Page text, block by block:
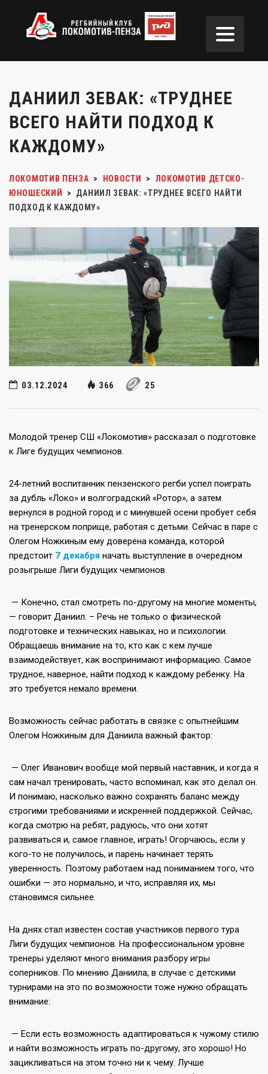
ДАНИИЛ ЗЕВАК: «ТРУДНЕЕ
ВСЕГО НАЙТИ ПОДХОД К
КАЖДОМУ»
ЛОКОМОТИВ ПЕНЗА > НОВОСТИ >
ЛОКОМОТИВ ДЕТСКО-
ЮНОШЕСКИЙ
>
ДАНИИЛ ЗЕВАК: «ТРУДНЕЕ ВСЕГО НАЙТИ
ПОДХОД К КАЖДОМУ»
03.12.2024 366 25
Молодой тренер СШ «Локомотив» рассказал о подготовке
к Лиге будущих чемпионов.
24-летний воспитанник пензенского регби успел поиграть
за дубль «Локо» и волгоградский «Ротор», а затем
вернулся в родной город и с минувшей осени пробует себя
на тренерском поприще, работая с детьми. Сейчас в паре с
Олегом Ножкиным ему доверена команда, которой
предстоит 7 декабря начать выступление в очередном
розыгрыше Лиги будущих чемпионов.
— Конечно, стал смотреть по-другому на многие моменты,
— говорит Даниил. – Речь не только о физической
подготовке и технических навыках, но и психологии.
Обращаешь внимание на то, кто как с кем лучше
взаимодействует, как воспринимают информацию. Самое
трудное, наверное, найти подход к каждому ребенку. На
это требуется немало времени.
Возможность сейчас работать в связке с опытнейшим
Олегом Ножкиным для Даниила важный фактор:
— Олег Иванович вообще мой первый наставник, и когда я
сам начал тренировать, часто вспоминал, как это делал он.
И понимаю, насколько важно сохранять баланс между
строгими требованиями и искренней поддержкой. Сейчас,
когда смотрю на ребят, радуюсь, что они хотят
развиваться и, самое главное, играть! Огорчаюсь, если у
кого-то не получилось, и парень начинает терять
уверенность. Поэтому работаем над пониманием того, что
ошибки — это нормально, и что, исправляя их, мы
становимся сильнее.
На днях стал известен состав участников первого тура
Лиги будущих чемпионов. На профессиональном уровне
тренеры уделяют много внимания разбору игры
соперников. По мнению Даниила, в случае с детскими
турнирами на это по возможности тоже нужно обращать
внимание:
— Если есть возможность адаптироваться к чужому стилю
и найти возможность играть по-другому, это хорошо! Но
зацикливаться на этом точно ни к чему. Лучше